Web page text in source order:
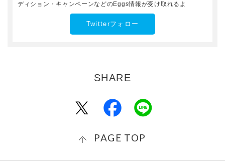
・お送りいただいた応募資料は、選考以外の目的で使用す
ることはございません。
・「Eggs presents ワン!チャン!! ～ビクターロック祭り2
す。また、当社は当該画像等をオーディションに関連し
・ライブ審査進出アーティストを対象に、配信ストアでの
配信販売を実施致します。
・グランプリを獲得したアーティストには、タワーレコー
ド内のEggsレーベルからCD・配信リリースをしていただ
ディション・キャンペーンなどのEggs情報が受け取れるよ
Twitterフォロー
PAGE TOP